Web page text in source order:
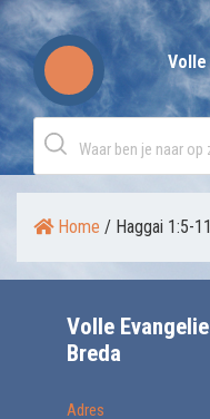
Skip
to
content
Home / Haggai 1:5-11
Volle
Breda
Adres